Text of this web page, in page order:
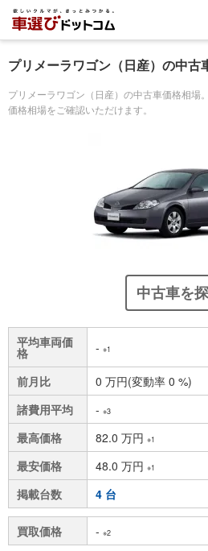
プリメーラワゴン（日産）の中古
プリメーラワゴン（日産）の中古車価格相場
価格相場をご確認いただけます。
中古車を
平均車両価
格 - ※1
前月比
0 万円(変動率 0 %)
諸費用平均
- ※3
最高価格 82.0 万円 ※1
最安価格 48.0 万円 ※1
掲載台数 4 台
買取価格 - ※2